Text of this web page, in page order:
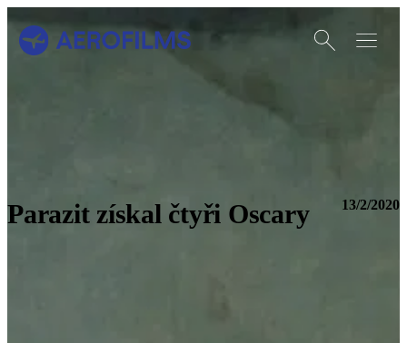
Přejít na úvodní stránku
Otevřít
Parazit získal čtyři Oscary 13/2/2020